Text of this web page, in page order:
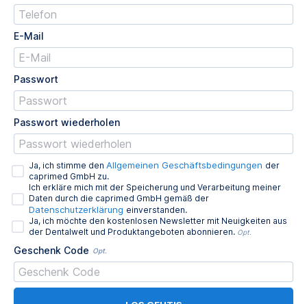
E-Mail
Passwort
Passwort wiederholen
Ja, ich stimme den Allgemeinen Geschäftsbedingungen der
caprimed GmbH zu.
Ich erkläre mich mit der Speicherung und Verarbeitung meiner
Daten durch die caprimed GmbH gemäß der
Datenschutzerklärung einverstanden.
Ja, ich möchte den kostenlosen Newsletter mit Neuigkeiten aus
der Dentalwelt und Produktangeboten abonnieren. Opt.
Geschenk Code Opt.